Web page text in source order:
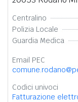
Centralino
Polizia Locale
Guardia Medica
Email PEC
Codici univoci
Fatturazione